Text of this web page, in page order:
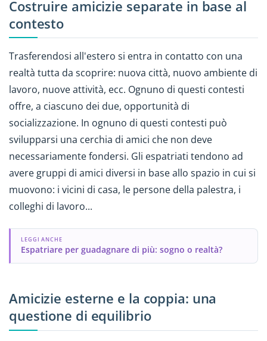
Costruire amicizie separate in base al
contesto
Trasferendosi all'estero si entra in contatto con una
realtà tutta da scoprire: nuova città, nuovo ambiente di
lavoro, nuove attività, ecc. Ognuno di questi contesti
offre, a ciascuno dei due, opportunità di
socializzazione. In ognuno di questi contesti può
svilupparsi una cerchia di amici che non deve
necessariamente fondersi. Gli espatriati tendono ad
avere gruppi di amici diversi in base allo spazio in cui si
muovono: i vicini di casa, le persone della palestra, i
colleghi di lavoro...
LEGGI ANCHE
Espatriare per guadagnare di più: sogno o realtà?
Amicizie esterne e la coppia: una
questione di equilibrio